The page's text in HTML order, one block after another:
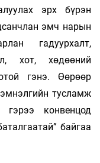
эрх бүрэн
эмч нарын
гадуурхалт,
хот, хөдөөний
гэнэ. Өөрөөр
тусламж
конвенцод
байгаа